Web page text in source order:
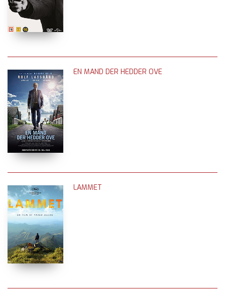
EN MAND DER HEDDER OVE
LAMMET